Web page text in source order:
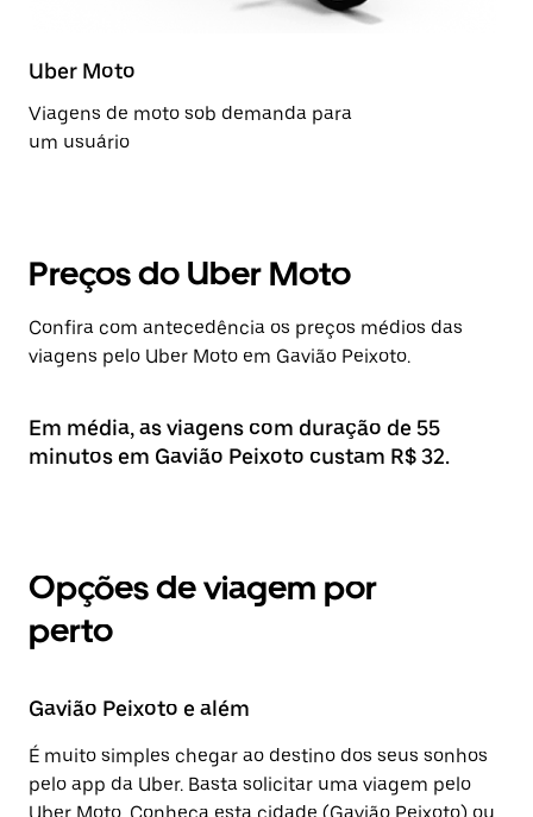
Uber Moto
Viagens de moto sob demanda para
um usuário
Preços do Uber Moto
Confira com antecedência os preços médios das
viagens pelo Uber Moto em Gavião Peixoto.
Em média, as viagens com duração de 55
minutos em Gavião Peixoto custam R$ 32.
Opções de viagem por
perto
Gavião Peixoto e além
É muito simples chegar ao destino dos seus sonhos
pelo app da Uber. Basta solicitar uma viagem pelo